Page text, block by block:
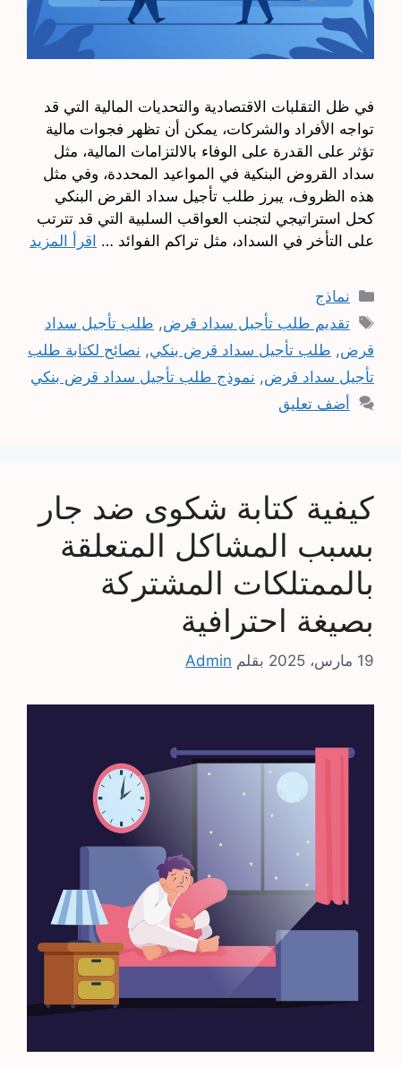
في ظل التقلبات الاقتصادية والتحديات المالية التي قد
تواجه الأفراد والشركات، يمكن أن تظهر فجوات مالية
تؤثر على القدرة على الوفاء بالالتزامات المالية، مثل
سداد القروض البنكية في المواعيد المحددة، وفي مثل
هذه الظروف، يبرز طلب تأجيل سداد القرض البنكي
كحل استراتيجي لتجنب العواقب السلبية التي قد تترتب
على التأخر في السداد، مثل تراكم الفوائد … اقرأ المزيد
التصنيفات
نماذج
الوسوم
تقديم طلب تأجيل سداد قرض, طلب تأجيل سداد
قرض, طلب تأجيل سداد قرض بنكي, نصائح لكتابة طلب
تأجيل سداد قرض, نموذج طلب تأجيل سداد قرض بنكي
أضف تعليق
كيفية كتابة شكوى ضد جار
بسبب المشاكل المتعلقة
بالممتلكات المشتركة
بصيغة احترافية
19 مارس، 2025 بقلم Admin